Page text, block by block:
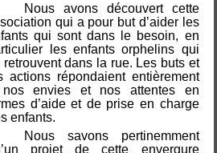
Nous avons découvert cette
qui a pour but d’aider les
qui sont dans le besoin, en
les enfants orphelins qui
retrouvent dans la rue. Les buts et
actions répondaient entièrement
envies et nos attentes en
d’aide et de prise en charge
enfants.
Nous savons pertinemment
projet de cette envergure